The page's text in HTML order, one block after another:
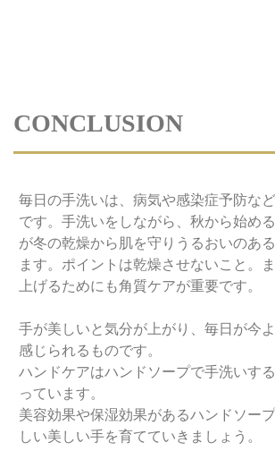
CONCLUSION
毎日の手洗いは、病気や感染症予防な
です。手洗いをしながら、秋から始め
が冬の乾燥から肌を守りうるおいのあ
ます。ポイントは乾燥させないこと。
上げるためにも角質ケアが重要です。
手が美しいと気分が上がり、毎日が今
感じられるものです。
ハンドケアはハンドソープで手洗いす
っています。
美容効果や保湿効果があるハンドソー
しい美しい手を育てていきましょう。